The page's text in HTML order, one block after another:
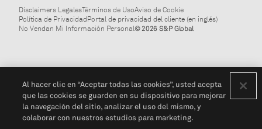
Disclaimers LegalesTérminos de UsoAviso de Cookie
Política de PrivacidadPortal de privacidad del cliente (en inglés)
No Vendan Mi Información Personal© 2026 S&P Global
Al hacer clic en “Aceptar todas las cookies”, usted acepta
que las cookies se guarden en su dispositivo para mejorar
la navegación del sitio, analizar el uso del mismo, y
colaborar con nuestros estudios para marketing.